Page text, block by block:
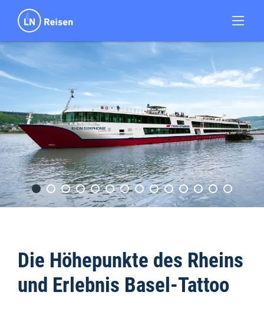
Die Höhepunkte des Rheins
und Erlebnis Basel-Tattoo